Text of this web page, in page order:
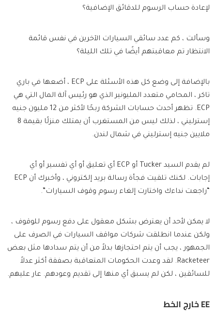
لإعادة حساب الرسوم للدقائق الإضافية؟
وسألت ، كم عدد سائقي السيارات الآخرين في نفس قائمة
الانتظار تم معاقبتهم أيضًا في تلك الليلة؟
بالإضافة إلى وضع كل هذه الأسئلة على ECP ، أضعها في باري
تاكر ، المحامي متعدد المليونير الذي هو رئيس آلة المال التي هي
ECP. تظهر أحدث حسابات الشركة ربحًا لأكثر من 12 مليون جنيه
إسترليني ، لذلك ليس من المستغرب أن يمتلك منزلًا بقيمة 8
ملايين جنيه إسترليني في شمال لندن.
لم يقدم السيد Tucker أو ECP أي تعليق أو أي تفسير أو أي
إجابات. لكنك تلقيت فجأة رسالة بريد إلكتروني ، وأخبرك أن ECP
“راجعت نداءك واختارت إلغاء رسوم وقوف السيارات”.
لا يمكن لأحد أن يعترض بشكل معقول على دفع رسوم للوقوف ،
ولكن عندما انطلقت شركات مواقف السيارات في الصرف على
الجمهور ، يجب أن يتم احتجازها بدلاً من أن يتم سدادها مثل بعض
Racketeer. لقد وعدت الحكومات المتعاقبة بصفقة أكثر عدلاً
للسائقين ، لكن لم يسبق أي منها إلى تقديم وعودهم. عار عليهم.
EE خارج الخط